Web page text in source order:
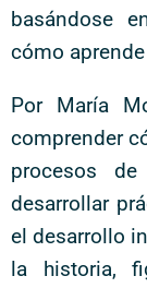
basándose
cómo
Por María
comprender
procesos
desarrollar
el desarrollo
la historia,